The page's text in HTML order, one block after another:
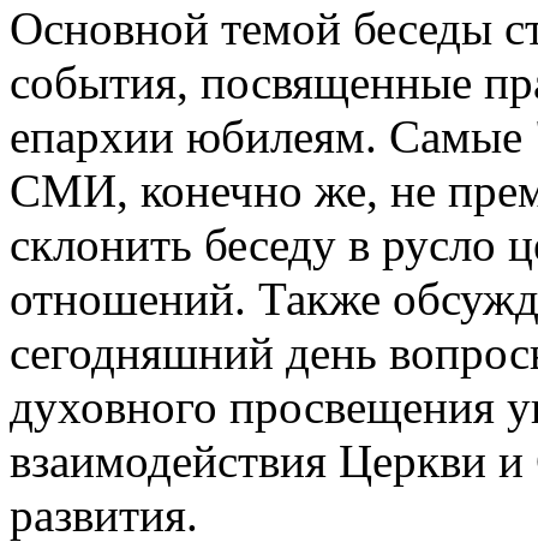
Основной темой беседы
события, посвященные
епархии юбилеям. Самые
СМИ, конечно же, не
склонить беседу в русло
отношений. Также
сегодняшний день
духовного просвещения
взаимодействия Церкви
развития.